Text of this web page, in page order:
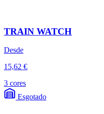
TRAIN WATCH
Desde
15,62 €
3 cores
Esgotado